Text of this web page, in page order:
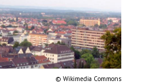
©️ Wikimedia Commons